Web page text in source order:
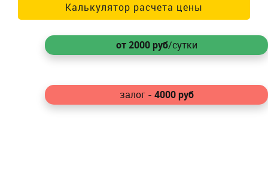
Калькулятор расчета цены
от 2000руб/сутки
залог - 4000руб